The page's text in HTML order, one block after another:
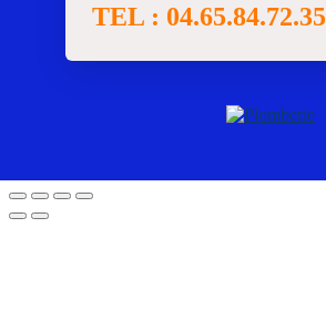
TEL : 04.65.84.72.35